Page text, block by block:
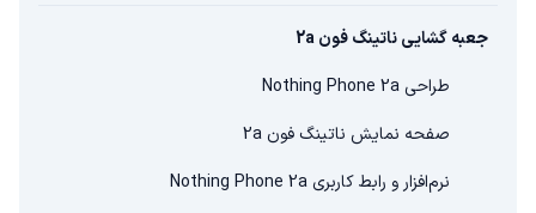
جعبه گشایی ناتینگ فون 2a
طراحی Nothing Phone 2a
صفحه نمایش ناتینگ فون 2a
نرم‌افزار و رابط کاربری Nothing Phone 2a